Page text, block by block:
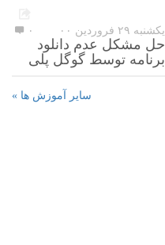
یکشنبه ۲۹ فروردین ۰۰ ۰
حل مشکل عدم دانلود
برنامه توسط گوگل پلی
سایر آموزش ها »